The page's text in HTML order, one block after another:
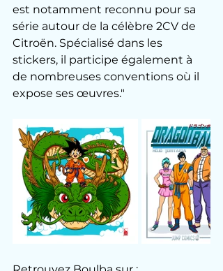
est notamment reconnu pour sa
série autour de la célèbre 2CV de
Citroën. Spécialisé dans les
stickers, il participe également à
de nombreuses conventions où il
expose ses œuvres."